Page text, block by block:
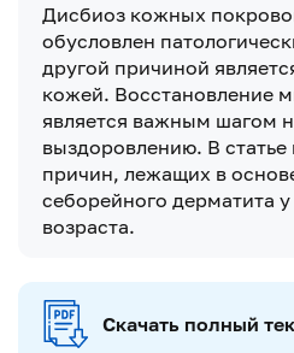
Дисбиоз кожных
обусловлен
другой причиной
кожей. Восстановление
является важным шагом
выздоровлению. В статье
причин, лежащих в
себорейного дерматита
возраста.
Скачать полный